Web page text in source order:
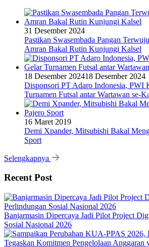
31 Desember 2024
Pastikan Swasembada Pangan
Amran Bakal Rutin Kunjungi Kalsel
18 Desember 202418 Desember 2024
Disponsori PT Adaro Indonesia, PWI
Turnamen Futsal antar Wartawan se-
16 Maret 2019
Demi Xpander, Mitsubishi Bakal
Sport
Selengkapnya
Recent Post
Banjarmasin Dipercaya Jadi Pilot Project
Sosial Nasional 2026